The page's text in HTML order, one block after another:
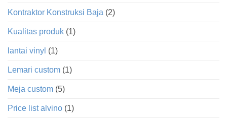
Kontraktor Konstruksi Baja (2)
Kualitas produk (1)
lantai vinyl (1)
Lemari custom (1)
Meja custom (5)
Price list alvino (1)